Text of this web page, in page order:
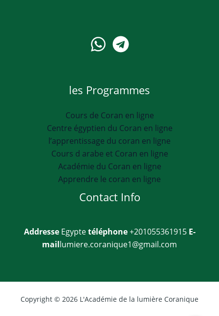
les Programmes
Cours de Coran en ligne
Centre égyptien du Coran en ligne
l’apprentissage du coran en ligne
Cours d arabe et Coran en ligne
Académie du Coran en ligne
Apprendre le coran en ligne
Contact Info
AddresseEgyptetéléphone+201055361915 E-
maillumiere.coranique1@gmail.com
Copyright © 2026 L'Académie de la lumière Coranique